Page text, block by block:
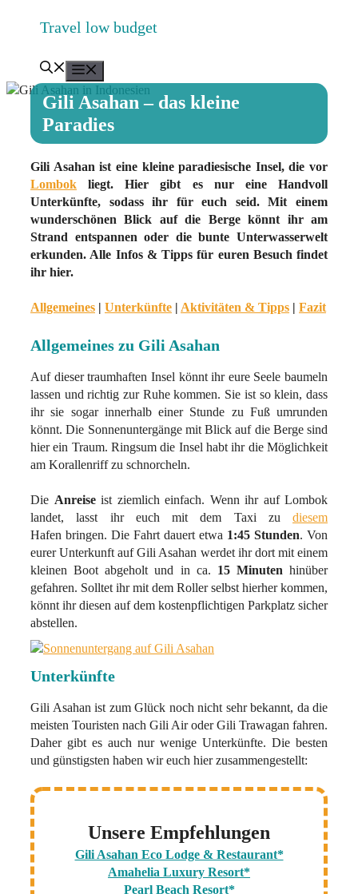
springen
Travel low budget
Gili Asahan – das kleine
Paradies
Gili Asahan ist eine kleine paradiesische Insel, die vor
Lombok liegt. Hier gibt es nur eine Handvoll
Unterkünfte, sodass ihr für euch seid. Mit einem
wunderschönen Blick auf die Berge könnt ihr am
Strand entspannen oder die bunte Unterwasserwelt
erkunden. Alle Infos & Tipps für euren Besuch findet
ihr hier.
Allgemeines | Unterkünfte | Aktivitäten & Tipps | Fazit
Allgemeines zu Gili Asahan
Auf dieser traumhaften Insel könnt ihr eure Seele baumeln
lassen und richtig zur Ruhe kommen. Sie ist so klein, dass
ihr sie sogar innerhalb einer Stunde zu Fuß umrunden
könnt. Die Sonnenuntergänge mit Blick auf die Berge sind
hier ein Traum. Ringsum die Insel habt ihr die Möglichkeit
am Korallenriff zu schnorcheln.
Die Anreiseist ziemlich einfach. Wenn ihr auf Lombok
landet, lasst ihr euch mit dem Taxi zu diesem
Hafen bringen. Die Fahrt dauert etwa 1:45 Stunden. Von
eurer Unterkunft auf Gili Asahan werdet ihr dort mit einem
kleinen Boot abgeholt und in ca. 15 Minuten hinüber
gefahren. Solltet ihr mit dem Roller selbst hierher kommen,
könnt ihr diesen auf dem kostenpflichtigen Parkplatz sicher
abstellen.
Unterkünfte
Gili Asahan ist zum Glück noch nicht sehr bekannt, da die
meisten Touristen nach Gili Air oder Gili Trawagan fahren.
Daher gibt es auch nur wenige Unterkünfte. Die besten
und günstigsten haben wir euch hier zusammengestellt:
Unsere Empfehlungen
Gili Asahan Eco Lodge & Restaurant*
Amahelia Luxury Resort*
Pearl Beach Resort*